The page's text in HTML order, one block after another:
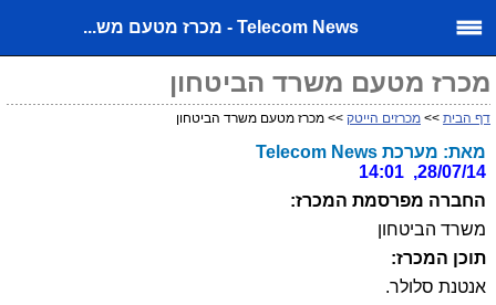
Telecom News - מכרז מטעם מש...
מכרז מטעם משרד הביטחון
דף הבית >> מכרזים הייטק >> מכרז מטעם משרד הביטחון
מאת: מערכת Telecom News
28/07/14, 14:01
החברה מפרסמת המכרז:
משרד הביטחון
תוכן המכרז:
אנטנת סלולר.